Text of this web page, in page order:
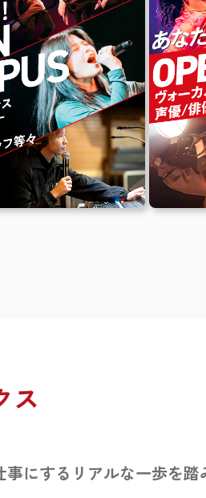
ス
事にするリアルな一歩を